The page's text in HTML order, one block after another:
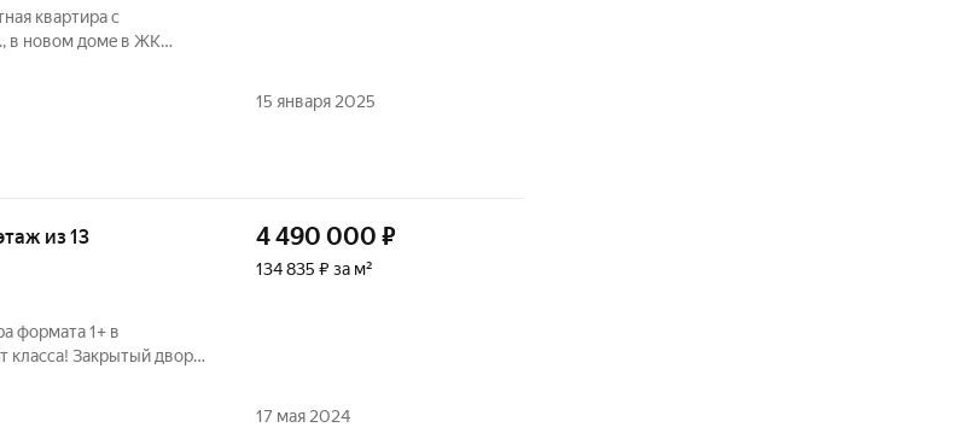
кваpтиpa c
в новoм домe в ЖК
местопoложeние
15 января 2025
из 13
формата 1+ в
Закрытый двор,
и с гос. поддержкой.
4 490 000 ₽
134 835 ₽ за м²
17 мая 2024